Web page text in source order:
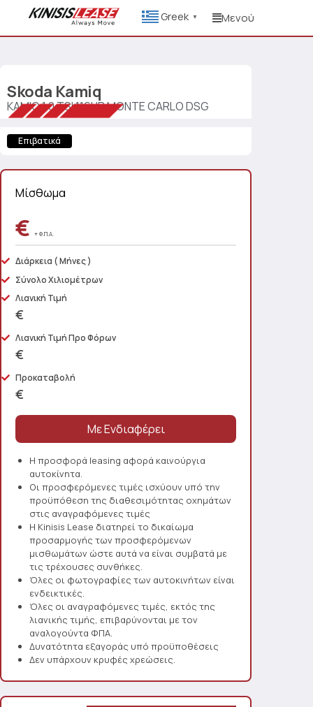
Greek ▼ Μενού
Skoda Kamiq
KAMIQ 1.0 TSI 116HP MONTE CARLO DSG
Επιβατικά
Μίσθωμα
€ + Φ.Π.Α.
Διάρκεια ( Μήνες )
Σύνολο Χιλιομέτρων
Λιανική Τιμή
€
Λιανική Τιμή Προ Φόρων
€
Προκαταβολή
€
Η προσφορά leasing αφορά καινούργια
αυτοκίνητα.
Οι προσφερόμενες τιμές ισχύουν υπό την
προϋπόθεση της διαθεσιμότητας οχημάτων
στις αναγραφόμενες τιμές
Η Kinisis Lease διατηρεί το δικαίωμα
προσαρμογής των προσφερόμενων
μισθωμάτων ώστε αυτά να είναι συμβατά με
τις τρέχουσες συνθήκες.
Όλες οι φωτογραφίες των αυτοκινήτων είναι
ενδεικτικές.
Όλες οι αναγραφόμενες τιμές, εκτός της
λιανικής τιμής, επιβαρύνονται με τον
αναλογούντα ΦΠΑ.
Δυνατότητα εξαγοράς υπό προϋποθέσεις
Δεν υπάρχουν κρυφές χρεώσεις.